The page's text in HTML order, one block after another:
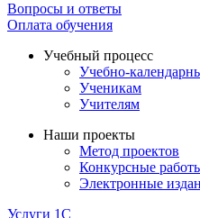
Вопросы и ответы
Оплата обучения
Учебный процесс
Учебно-
Ученикам
Учителям
Наши проекты
Метод проектов
Конкурсные
Электронные
Услуги 1C